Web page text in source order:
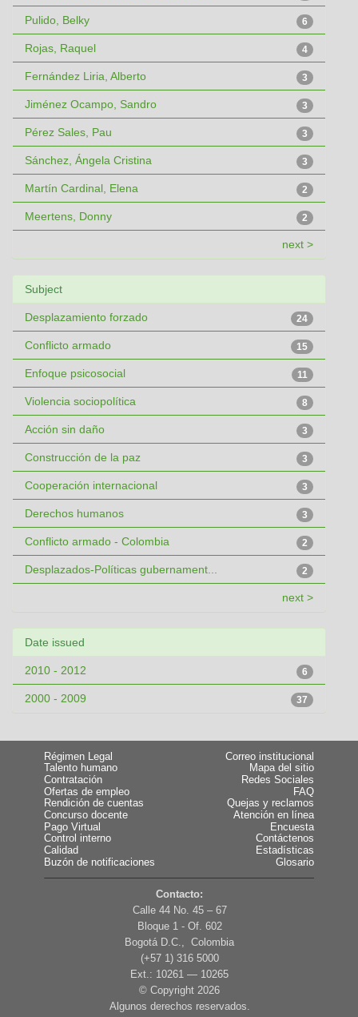
6
Pulido, Belky
4
Rojas, Raquel
3
Fernández Liria, Alberto
3
Jiménez Ocampo, Sandro
3
Pérez Sales, Pau
3
Sánchez, Ángela Cristina
2
Martín Cardinal, Elena
2
Meertens, Donny
next >
Subject
24
Desplazamiento forzado
15
Conflicto armado
11
Enfoque psicosocial
8
Violencia sociopolítica
3
Acción sin daño
3
Construcción de la paz
3
Cooperación internacional
3
Derechos humanos
2
Conflicto armado - Colombia
2
Desplazados-Políticas gubernament...
next >
Date issued
6
2010 - 2012
37
2000 - 2009
Régimen Legal
Talento humano
Contratación
Ofertas de empleo
Rendición de cuentas
Concurso docente
Pago Virtual
Control interno
Calidad
Buzón de notificaciones
Correo institucional
Mapa del sitio
Redes Sociales
FAQ
Quejas y reclamos
Atención en línea
Encuesta
Contáctenos
Estadísticas
Glosario
Contacto:
Calle 44 No. 45 – 67
Bloque 1 - Of. 602
Bogotá D.C., Colombia
(+57 1) 316 5000
Ext.: 10261 — 10265
© Copyright 2026
Algunos derechos reservados.